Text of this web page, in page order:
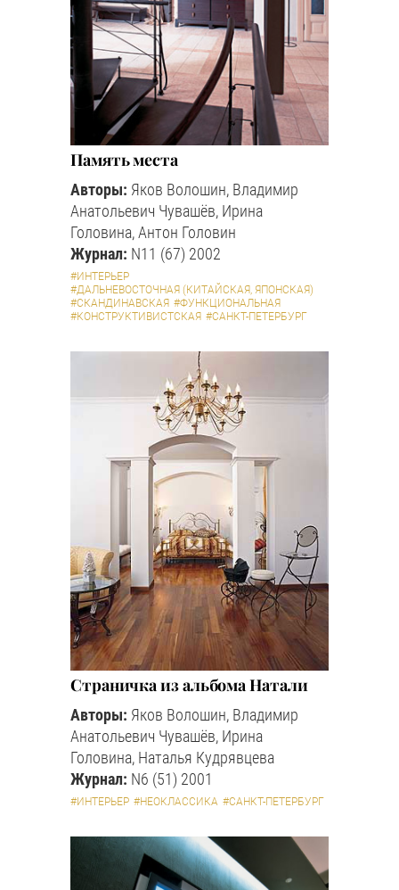
Память места
Авторы: Яков Волошин, Владимир
Анатольевич Чувашёв, Ирина
Головина, Антон Головин
Журнал: N11 (67) 2002
#ИНТЕРЬЕР
#ДАЛЬНЕВОСТОЧНАЯ (КИТАЙСКАЯ, ЯПОНСКАЯ)
#СКАНДИНАВСКАЯ #ФУНКЦИОНАЛЬНАЯ
#КОНСТРУКТИВИСТСКАЯ #САНКТ-ПЕТЕРБУРГ
Страничка из альбома Натали
Авторы: Яков Волошин, Владимир
Анатольевич Чувашёв, Ирина
Головина, Наталья Кудрявцева
Журнал: N6 (51) 2001
#ИНТЕРЬЕР #НЕОКЛАССИКА #САНКТ-ПЕТЕРБУРГ